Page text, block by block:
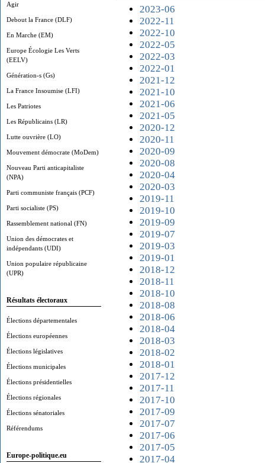
Agir
Debout la France (DLF)
En Marche (EM)
Europe Écologie Les Verts
(EELV)
Génération-s (Gs)
La France Insoumise (LFI)
Les Patriotes
Les Républicains (LR)
Lutte ouvrière (LO)
Mouvement démocrate (MoDem)
Nouveau Parti anticapitaliste
(NPA)
Parti communiste français (PCF)
Parti socialiste (PS)
Rassemblement national (FN)
Union des démocrates et
indépendants (UDI)
Union populaire républicaine
(UPR)
Résultats électoraux
Élections départementales
Élections européennes
Élections législatives
Élections municipales
Élections présidentielles
Élections régionales
Élections sénatoriales
Référendums
Europe-politique.eu
2023-06
2022-11
2022-10
2022-05
2022-03
2022-01
2021-12
2021-10
2021-06
2021-05
2020-12
2020-11
2020-09
2020-08
2020-04
2020-03
2019-11
2019-10
2019-09
2019-07
2019-03
2019-01
2018-12
2018-11
2018-10
2018-08
2018-06
2018-04
2018-03
2018-02
2018-01
2017-12
2017-11
2017-10
2017-09
2017-07
2017-06
2017-05
2017-04